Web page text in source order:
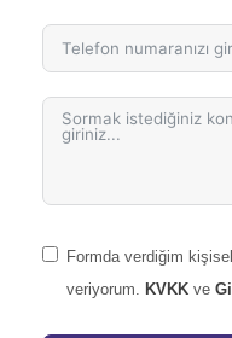
Formda verdiğim
veriyorum. KVKK ve